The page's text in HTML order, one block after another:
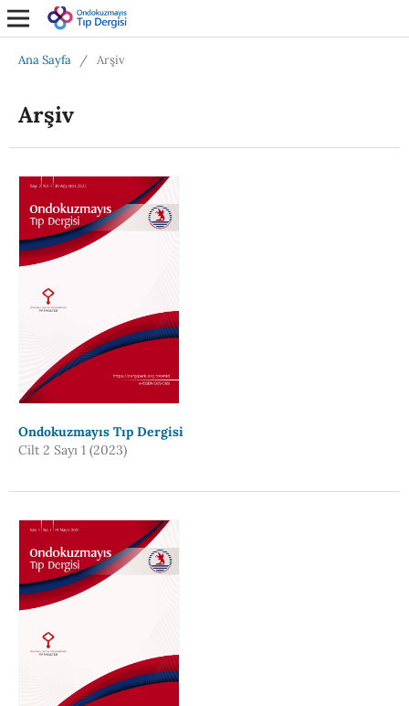
Ana Sayfa / Arşiv
Arşiv
Ondokuzmayıs Tıp Dergisi
Cilt 2 Sayı 1 (2023)